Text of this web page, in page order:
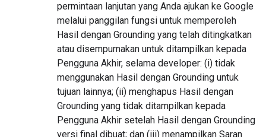
permintaan lanjutan yang Anda ajukan ke Google
melalui panggilan fungsi untuk memperoleh
Hasil dengan Grounding yang telah ditingkatkan
atau disempurnakan untuk ditampilkan kepada
Pengguna Akhir, selama developer: (i) tidak
menggunakan Hasil dengan Grounding untuk
tujuan lainnya; (ii) menghapus Hasil dengan
Grounding yang tidak ditampilkan kepada
Pengguna Akhir setelah Hasil dengan Grounding
versi final dibuat; dan (iii) menampilkan Saran